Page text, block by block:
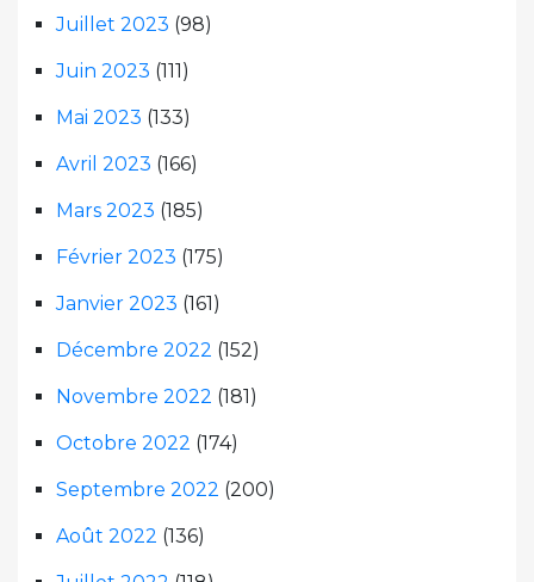
Juillet 2023 (98)
Juin 2023 (111)
Mai 2023 (133)
Avril 2023 (166)
Mars 2023 (185)
Février 2023 (175)
Janvier 2023 (161)
Décembre 2022 (152)
Novembre 2022 (181)
Octobre 2022 (174)
Septembre 2022 (200)
Août 2022 (136)